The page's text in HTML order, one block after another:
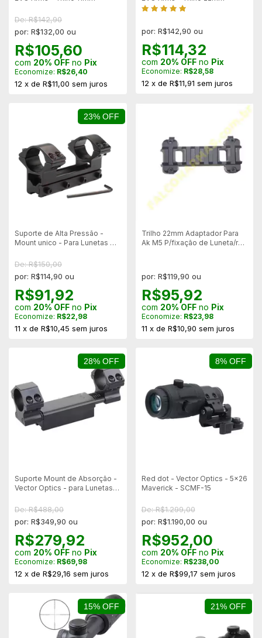
De: R$142,90
por: R$132,00 ou
R$105,60
com 20% OFF no Pix
Economize: R$26,40
12 x de R$11,00 sem juros
por: R$142,90 ou
R$114,32
com 20% OFFno Pix
Economize: R$28,58
12 x de R$11,91 sem juros
23% OFF
Suporte de Alta Pressão -
Mount unico - Para Lunetas de
De: R$150,00
por: R$114,90 ou
R$91,92
com 20% OFF no Pix
Economize: R$22,98
11 x de R$10,45 sem juros
Trilho 22mm Adaptador Para
Ak M5 P/fixação de Luneta/red
por: R$119,90 ou
R$95,92
com 20% OFFno Pix
Economize: R$23,98
11 x de R$10,90 sem juros
28% OFF
Suporte Mount de Absorção -
Vector Optics - para Lunetas
De: R$488,00
por: R$349,90 ou
R$279,92
com 20% OFF no Pix
Economize: R$69,98
12 x de R$29,16 sem juros
8% OFF
Red dot - Vector Optics - 5x26
Maverick - SCMF-15
De: R$1.299,00
por: R$1.190,00 ou
R$952,00
com 20% OFFno Pix
Economize: R$238,00
12 x de R$99,17 sem juros
15% OFF 21% OFF